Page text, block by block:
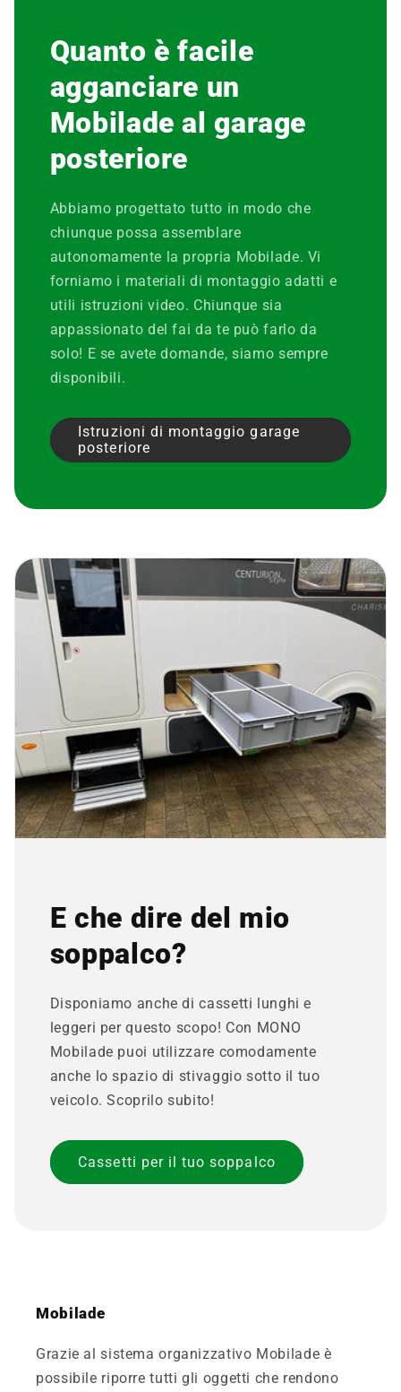
Quanto è facile
agganciare un
Mobilade al garage
posteriore
Abbiamo progettato tutto in modo che
chiunque possa assemblare
autonomamente la propria Mobilade. Vi
forniamo i materiali di montaggio adatti e
utili istruzioni video. Chiunque sia
appassionato del fai da te può farlo da
solo! E se avete domande, siamo sempre
disponibili.
Istruzioni di montaggio garage
posteriore
E che dire del mio
soppalco?
Disponiamo anche di cassetti lunghi e
leggeri per questo scopo! Con MONO
Mobilade puoi utilizzare comodamente
anche lo spazio di stivaggio sotto il tuo
veicolo. Scoprilo subito!
Cassetti per il tuo soppalco
Mobilade
Grazie al sistema organizzativo Mobilade è
possibile riporre tutti gli oggetti che rendono